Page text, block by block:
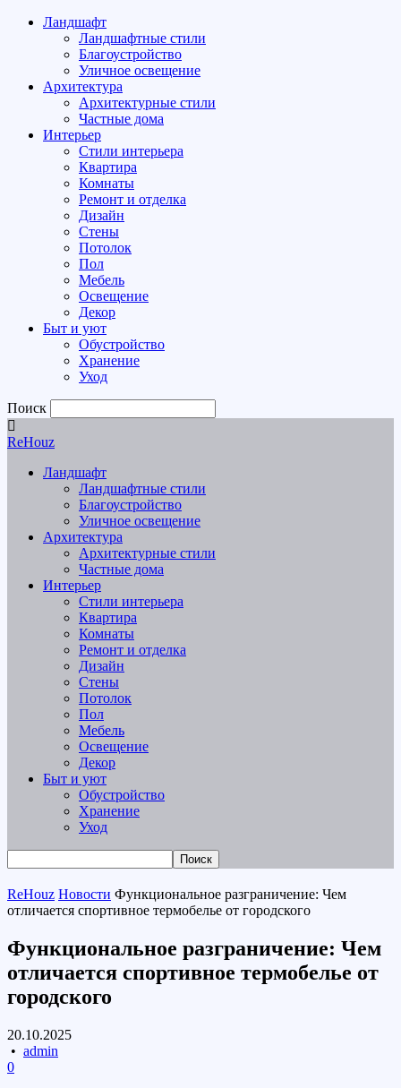
Ландшафт
Ландшафтные стили
Благоустройство
Уличное освещение
Архитектура
Архитектурные стили
Частные дома
Интерьер
Стили интерьера
Квартира
Комнаты
Ремонт и отделка
Дизайн
Стены
Потолок
Пол
Мебель
Освещение
Декор
Быт и уют
Обустройство
Хранение
Уход
Поиск
ReHouz
Ландшафт
Ландшафтные стили
Благоустройство
Уличное освещение
Архитектура
Архитектурные стили
Частные дома
Интерьер
Стили интерьера
Квартира
Комнаты
Ремонт и отделка
Дизайн
Стены
Потолок
Пол
Мебель
Освещение
Декор
Быт и уют
Обустройство
Хранение
Уход
ReHouz Новости Функциональное разграничение: Чем
отличается спортивное термобелье от городского
Функциональное разграничение: Чем
отличается спортивное термобелье от
городского
20.10.2025
• admin
0